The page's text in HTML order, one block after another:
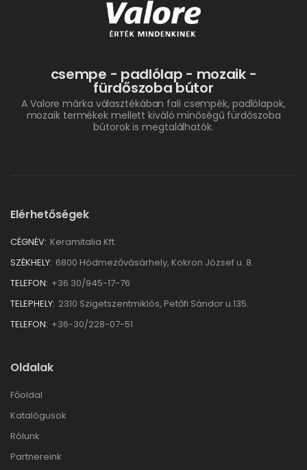
csempe - padlólap - mozaik -
fürdőszoba bútor
A Valore márka választékában fali csempék, padlólapok,
mozaik termékek mellett kiváló minőségű fürdőszoba
bútorok is megtalálhatók.
Elérhetőségek
CÉGNÉV: Keramitalia Kft.
SZÉKHELY: 6800 Hódmezővásárhely, Kokron József u. 8.
TELEFON: +36 30/945-17-76
TELEPHELY: 2310 Szigetszentmiklós, Petőfi Sándor u.135.
TELEFON: +36-30/228-07-51
Oldalak
Főoldal
Katalógusok
Rólunk
Partnereink